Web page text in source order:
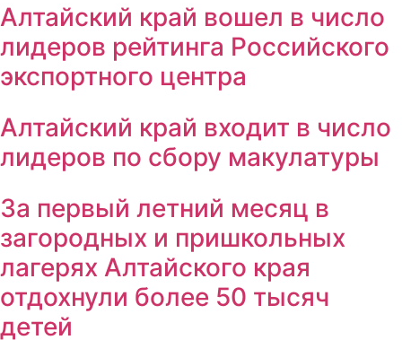
Алтайский край вошел в число
лидеров рейтинга Российского
экспортного центра
Алтайский край входит в число
лидеров по сбору макулатуры
За первый летний месяц в
загородных и пришкольных
лагерях Алтайского края
отдохнули более 50 тысяч
детей